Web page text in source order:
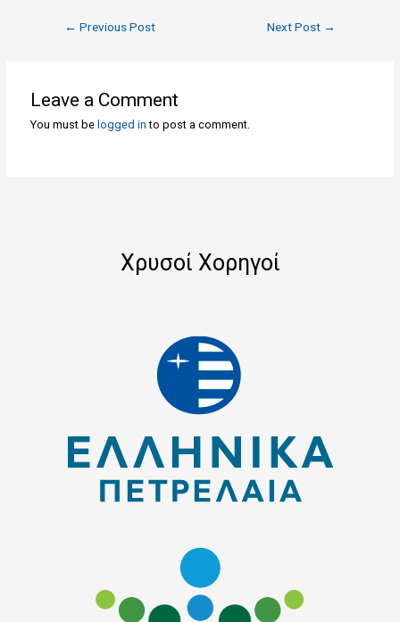
← Previous Post Next Post →
Leave a Comment
You must be logged in to post a comment.
Χρυσοί Χορηγοί